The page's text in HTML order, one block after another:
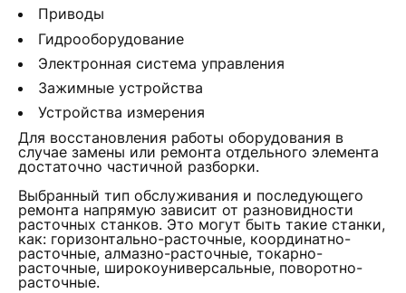
Приводы
Гидрооборудование
Электронная система управления
Зажимные устройства
Устройства измерения
Для восстановления работы оборудования в
случае замены или ремонта отдельного элемента
достаточно частичной разборки.
Выбранный тип обслуживания и последующего
ремонта напрямую зависит от разновидности
расточных станков. Это могут быть такие станки,
как: горизонтально-расточные, координатно-
расточные, алмазно-расточные, токарно-
расточные, широкоуниверсальные, поворотно-
расточные.